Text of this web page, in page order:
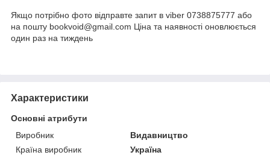
Якщо потрібно фото відправте запит в viber 0738875777 або
на пошту bookvoid@gmail.com Ціна та наявності оновлюється
один раз на тиждень
Характеристики
Основні атрибути
Виробник
Видавництво
Країна виробник
Україна